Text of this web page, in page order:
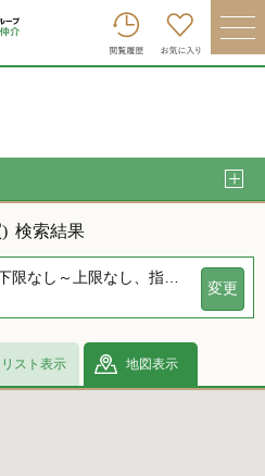
検索結果
、指定なし、指定しない、下限なし～上限なし、指定なし
変更
リスト表示 地図表示
プトップへ
ン 会員登録